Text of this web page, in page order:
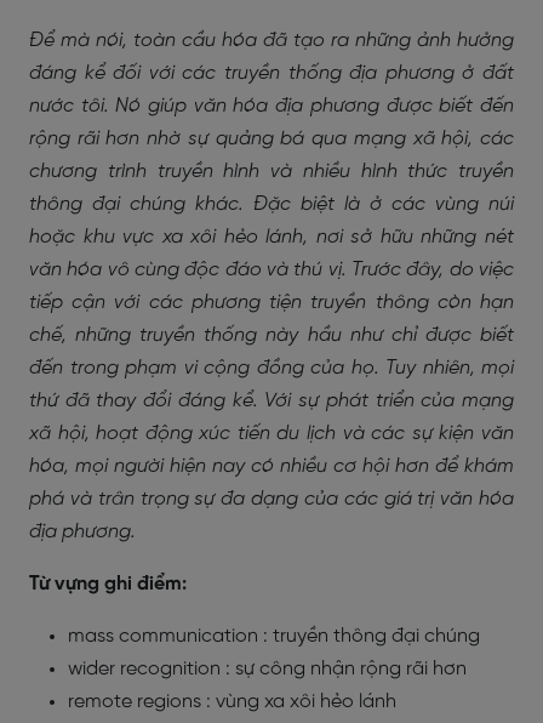
Để mà nói, toàn cầu hóa đã tạo ra những ảnh hưởng
đáng kể đối với các truyền thống địa phương ở đất
nước tôi. Nó giúp văn hóa địa phương được biết đến
rộng rãi hơn nhờ sự quảng bá qua mạng xã hội, các
chương trình truyền hình và nhiều hình thức truyền
thông đại chúng khác. Đặc biệt là ở các vùng núi
hoặc khu vực xa xôi hẻo lánh, nơi sở hữu những nét
văn hóa vô cùng độc đáo và thú vị. Trước đây, do việc
tiếp cận với các phương tiện truyền thông còn hạn
chế, những truyền thống này hầu như chỉ được biết
đến trong phạm vi cộng đồng của họ. Tuy nhiên, mọi
thứ đã thay đổi đáng kể. Với sự phát triển của mạng
xã hội, hoạt động xúc tiến du lịch và các sự kiện văn
hóa, mọi người hiện nay có nhiều cơ hội hơn để khám
phá và trân trọng sự đa dạng của các giá trị văn hóa
địa phương.
Từ vựng ghi điểm:
mass communication : truyền thông đại chúng
wider recognition : sự công nhận rộng rãi hơn
remote regions : vùng xa xôi hẻo lánh